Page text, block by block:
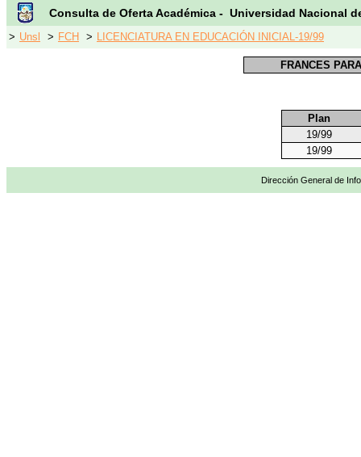
Consulta de Oferta Académica - Universidad Nacional
> Unsl > FCH > LICENCIATURA EN EDUCACIÓN INICIAL-19/99
FRANCES
Plan
19/99
19/99
Dirección General de